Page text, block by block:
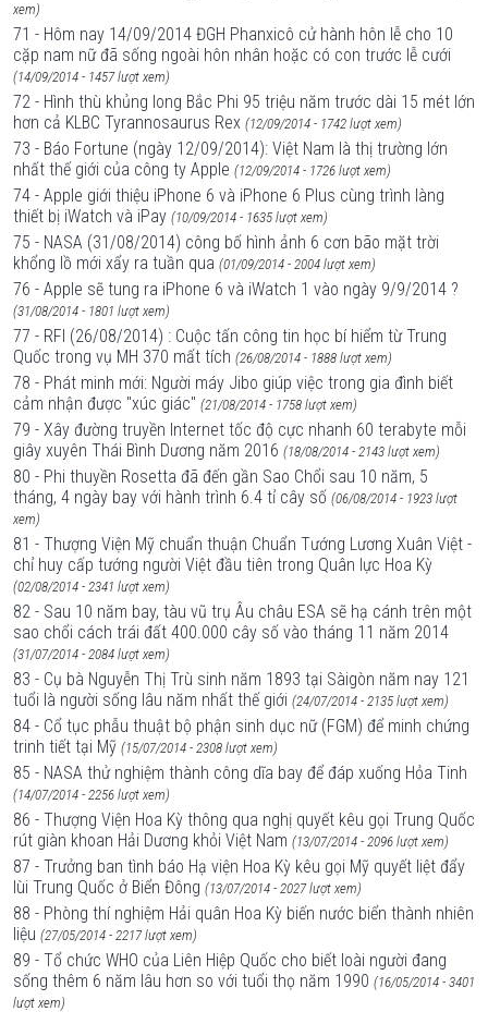
xem)
71 - Hôm nay 14/09/2014 ĐGH Phanxicô cử hành hôn lễ cho 10
cặp nam nữ đã sống ngoài hôn nhân hoặc có con trước lễ cưới
(14/09/2014 - 1457 lượt xem)
72 - Hình thù khủng long Bắc Phi 95 triệu năm trước dài 15 mét lớn
hơn cả KLBC Tyrannosaurus Rex (12/09/2014 - 1742 lượt xem)
73 - Báo Fortune (ngày 12/09/2014): Việt Nam là thị trường lớn
nhất thế giới của công ty Apple (12/09/2014 - 1726 lượt xem)
74 - Apple giới thiệu iPhone 6 và iPhone 6 Plus cùng trình làng
thiết bị iWatch và iPay (10/09/2014 - 1635 lượt xem)
75 - NASA (31/08/2014) công bố hình ảnh 6 cơn bão mặt trời
khổng lồ mới xẩy ra tuần qua (01/09/2014 - 2004 lượt xem)
76 - Apple sẽ tung ra iPhone 6 và iWatch 1 vào ngày 9/9/2014 ?
(31/08/2014 - 1801 lượt xem)
77 - RFI (26/08/2014) : Cuộc tấn công tin học bí hiểm từ Trung
Quốc trong vụ MH 370 mất tích (26/08/2014 - 1888 lượt xem)
78 - Phát minh mới: Người máy Jibo giúp việc trong gia đình biết
cảm nhận được "xúc giác" (21/08/2014 - 1758 lượt xem)
79 - Xây đường truyền Internet tốc độ cực nhanh 60 terabyte mỗi
giây xuyên Thái Bình Dương năm 2016 (18/08/2014 - 2143 lượt xem)
80 - Phi thuyền Rosetta đã đến gần Sao Chổi sau 10 năm, 5
tháng, 4 ngày bay với hành trình 6.4 tỉ cây số (06/08/2014 - 1923 lượt
xem)
81 - Thượng Viện Mỹ chuẩn thuận Chuẩn Tướng Lương Xuân Việt -
chỉ huy cấp tướng người Việt đầu tiên trong Quân lực Hoa Kỳ
(02/08/2014 - 2341 lượt xem)
82 - Sau 10 năm bay, tàu vũ trụ Âu châu ESA sẽ hạ cánh trên một
sao chổi cách trái đất 400.000 cây số vào tháng 11 năm 2014
(31/07/2014 - 2084 lượt xem)
83 - Cụ bà Nguyễn Thị Trù sinh năm 1893 tại Sàigòn năm nay 121
tuổi là người sống lâu năm nhất thế giới (24/07/2014 - 2135 lượt xem)
84 - Cổ tục phẫu thuật bộ phận sinh dục nữ (FGM) để minh chứng
trinh tiết tại Mỹ (15/07/2014 - 2308 lượt xem)
85 - NASA thử nghiệm thành công dĩa bay để đáp xuống Hỏa Tinh
(14/07/2014 - 2256 lượt xem)
86 - Thượng Viện Hoa Kỳ thông qua nghị quyết kêu gọi Trung Quốc
rút giàn khoan Hải Dương khỏi Việt Nam (13/07/2014 - 2096 lượt xem)
87 - Trưởng ban tình báo Hạ viện Hoa Kỳ kêu gọi Mỹ quyết liệt đẩy
lùi Trung Quốc ở Biển Đông (13/07/2014 - 2027 lượt xem)
88 - Phòng thí nghiệm Hải quân Hoa Kỳ biến nước biển thành nhiên
liệu (27/05/2014 - 2217 lượt xem)
89 - Tổ chức WHO của Liên Hiệp Quốc cho biết loài người đang
sống thêm 6 năm lâu hơn so với tuổi thọ năm 1990 (16/05/2014 - 3401
lượt xem)